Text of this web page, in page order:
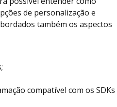
de personalização e
também os aspectos
compatível com os SDKs